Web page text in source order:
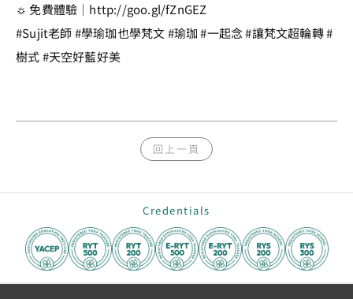
☼ 免費體驗｜http://goo.gl/fZnGEZ
#Sujit老師 #學瑜珈也學梵文 #瑜珈 #一起念 #讓梵文超輪轉 #
樹式 #天空好藍好美
回上一頁
Credentials